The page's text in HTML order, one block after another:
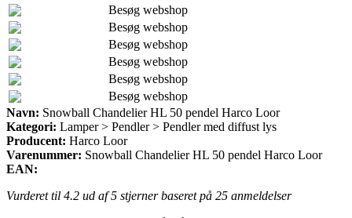
Besøg webshop
Besøg webshop
Besøg webshop
Besøg webshop
Besøg webshop
Besøg webshop
Navn: Snowball Chandelier HL 50 pendel Harco Loor
Kategori: Lamper > Pendler > Pendler med diffust lys
Producent: Harco Loor
Varenummer: Snowball Chandelier HL 50 pendel Harco Loor
EAN:
Vurderet til 4.2 ud af 5 stjerner baseret på 25 anmeldelser